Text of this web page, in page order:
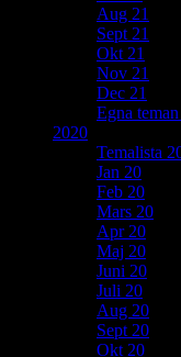
Aug 21
Sept 21
Okt 21
Nov 21
Dec 21
Egna
2020
Temalista
Jan 20
Feb 20
Mars 20
Apr 20
Maj 20
Juni 20
Juli 20
Aug 20
Sept 20
Okt 20